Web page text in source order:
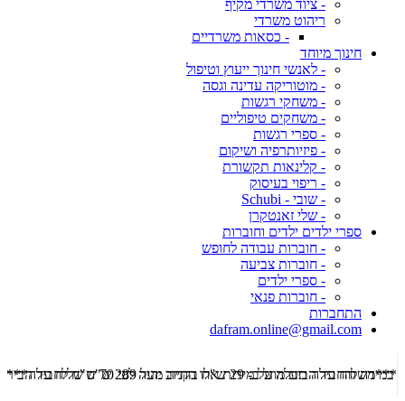
- ציוד משרדי מקיף
ריהוט משרדי
- כסאות משרדיים
חינוך מיוחד
- לאנשי חינוך ייעוץ וטיפול
- מוטוריקה עדינה וגסה
- משחקי רגשות
- משחקים טיפוליים
- ספרי רגשות
- פיזיותרפיה ושיקום
- קלינאות תקשורת
- ריפוי בעיסוק
- שובי - Schubi
- שלי זאנטקרן
ספרי ילדים ילדים וחוברות
- חוברות עבודה לחופש
- חוברות צביעה
- ספרי ילדים
- חוברות פנאי
התחברות
dafram.online@gmail.com
***משלוח עד הבית מוזל ב- 29 ש"ח בקניה מעל 289 ש"ח שליח עד הבית ***